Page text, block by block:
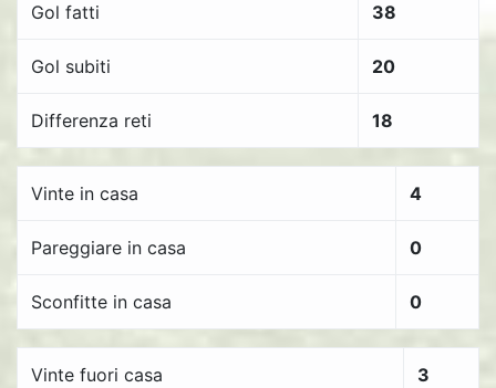
Gol fatti 38
Gol subiti 20
Differenza reti 18
Vinte in casa 4
Pareggiare in casa 0
Sconfitte in casa 0
Vinte fuori casa 3